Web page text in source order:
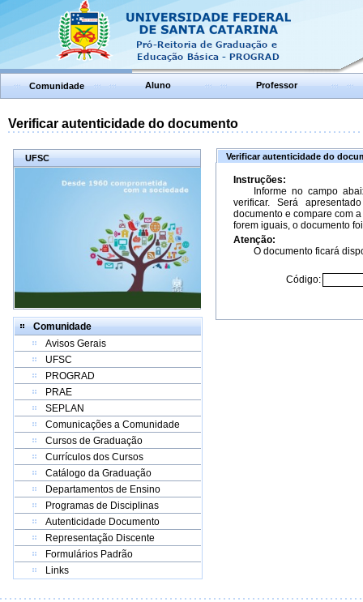
Comunidade Aluno Professor
Verificar autenticidade do documento
UFSC
Comunidade
Avisos Gerais
UFSC
PROGRAD
PRAE
SEPLAN
Comunicações a Comunidade
Cursos de Graduação
Currículos dos Cursos
Catálogo da Graduação
Departamentos de Ensino
Programas de Disciplinas
Autenticidade Documento
Representação Discente
Formulários Padrão
Links
Verificar autenticidade do
Instruções:
Informe no campo
verificar. Será
documento e compare com
forem iguais, o documento
Atenção:
O documento ficará
Código: